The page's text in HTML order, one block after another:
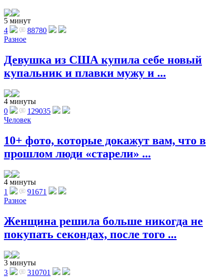
5 минут
4
88780
Разное
Девушка из США купила себе новый
купальник и плавки мужу и ...
4 минуты
0
129035
Человек
10+ фото, которые докажут вам, что в
прошлом люди «старели» ...
4 минуты
1
91671
Разное
Женщина решила больше никогда не
покупать секондах, после того ...
3 минуты
3
310701